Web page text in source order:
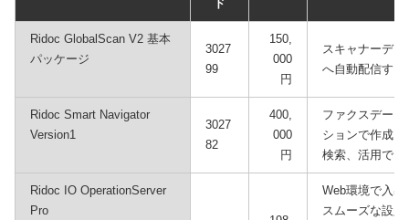
ド
Ridoc GlobalScan V2 基本
パッケージ
3027
99
150,
000
円
スキャナーデ
へ自動配信す
Ridoc Smart Navigator
Version1
3027
82
400,
000
円
ファクスデー
ションで作成
検索、活用で
Ridoc IO OperationServer
Pro
Web環境で入
スムーズな設